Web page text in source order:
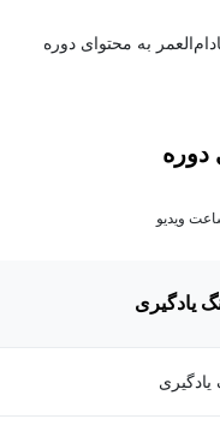
به محتوای دوره
یادگیری